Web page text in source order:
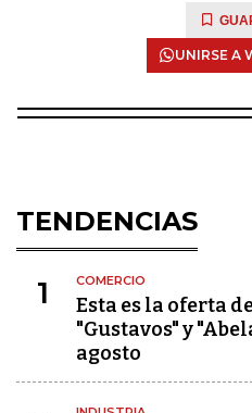
UNIRSE A
TENDENCIAS
1 COMERCIO
Esta es la oferta
"Gustavos" y
agosto